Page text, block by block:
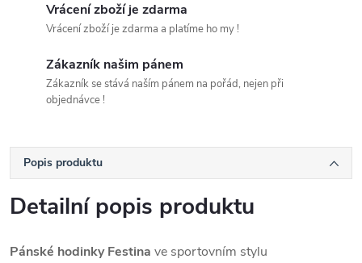
Vrácení zboží je zdarma
Vrácení zboží je zdarma a platíme ho my !
Zákazník našim pánem
Zákazník se stává naším pánem na pořád, nejen při
objednávce !
Popis produktu
Detailní popis produktu
Pánské hodinky Festina ve sportovním stylu